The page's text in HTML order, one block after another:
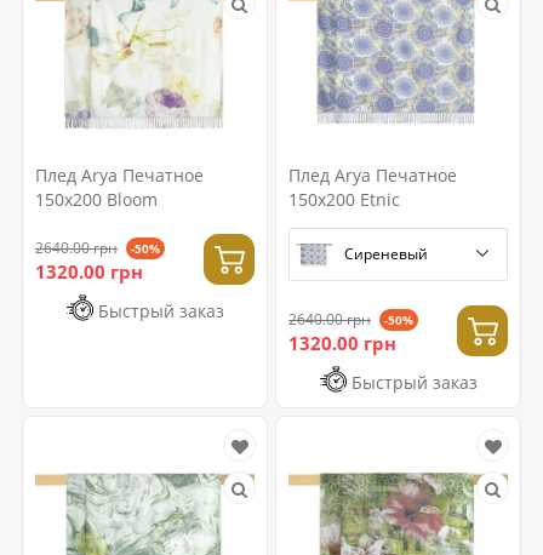
Плед Arya Печатное
150x200 Bloom
2640.00 грн -50%
1320.00 грн
Быстрый заказ
Плед Arya Печатное
150x200 Etnic
Сиреневый
2640.00 грн -50%
1320.00 грн
Быстрый заказ